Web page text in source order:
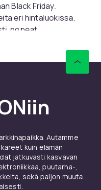
Black Friday.
eri hintaluokissa.
nopeat
Autamme
kuin elämän
jatkuvasti kasvavan
puutarha-,
sekä paljon muuta.